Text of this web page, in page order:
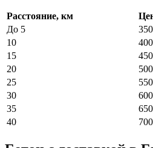
Расстояние, км
До 5
350
10
400
15
450
20
500
25
550
30
600
35
650
40
700